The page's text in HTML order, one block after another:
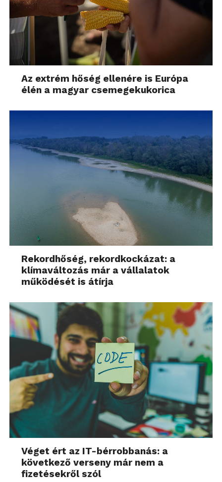
Az extrém hőség ellenére is Európa
élén a magyar csemegekukorica
Rekordhőség, rekordkockázat: a
klímaváltozás már a vállalatok
működését is átírja
Véget ért az IT-bérrobbanás: a
következő verseny már nem a
fizetésekről szól